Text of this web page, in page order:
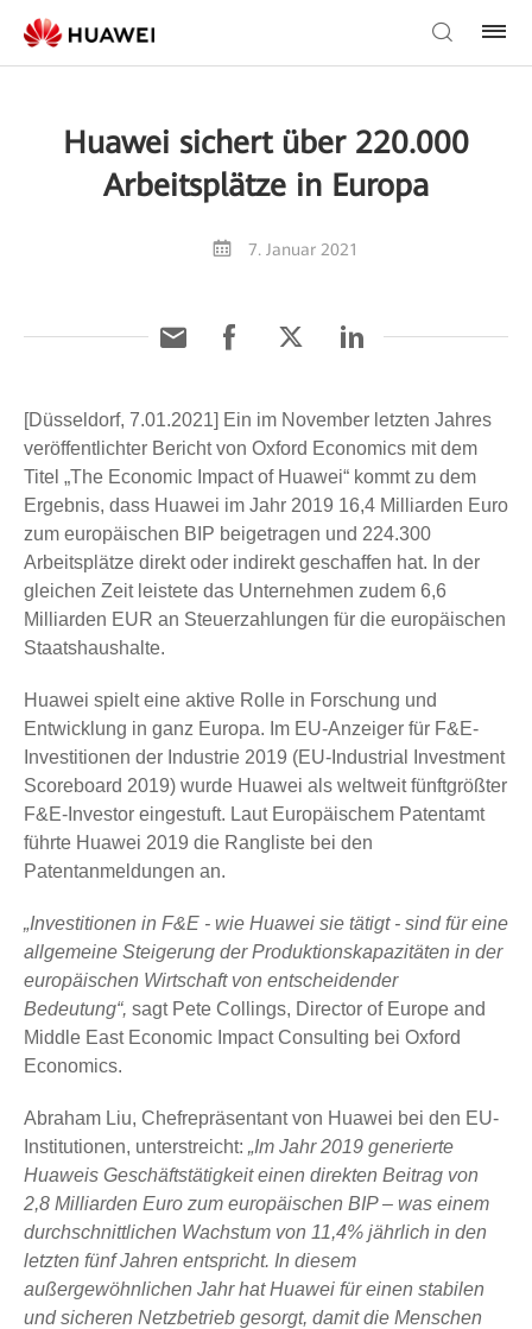
Huawei sichert über 220.000
Arbeitsplätze in Europa
7. Januar 2021
[Düsseldorf, 7.01.2021] Ein im November letzten Jahres
veröffentlichter Bericht von Oxford Economics mit dem
Titel „The Economic Impact of Huawei“ kommt zu dem
Ergebnis, dass Huawei im Jahr 2019 16,4 Milliarden Euro
zum europäischen BIP beigetragen und 224.300
Arbeitsplätze direkt oder indirekt geschaffen hat. In der
gleichen Zeit leistete das Unternehmen zudem 6,6
Milliarden EUR an Steuerzahlungen für die europäischen
Staatshaushalte.
Huawei spielt eine aktive Rolle in Forschung und
Entwicklung in ganz Europa. Im EU-Anzeiger für F&E-
Investitionen der Industrie 2019 (EU-Industrial Investment
Scoreboard 2019) wurde Huawei als weltweit fünftgrößter
F&E-Investor eingestuft. Laut Europäischem Patentamt
führte Huawei 2019 die Rangliste bei den
Patentanmeldungen an.
„Investitionen in F&E - wie Huawei sie tätigt - sind für eine
allgemeine Steigerung der Produktionskapazitäten in der
europäischen Wirtschaft von entscheidender
Bedeutung“, sagt Pete Collings, Director of Europe and
Middle East Economic Impact Consulting bei Oxford
Economics.
Abraham Liu, Chefrepräsentant von Huawei bei den EU-
Institutionen, unterstreicht: „Im Jahr 2019 generierte
Huaweis Geschäftstätigkeit einen direkten Beitrag von
2,8 Milliarden Euro zum europäischen BIP – was einem
durchschnittlichen Wachstum von 11,4% jährlich in den
letzten fünf Jahren entspricht. In diesem
außergewöhnlichen Jahr hat Huawei für einen stabilen
und sicheren Netzbetrieb gesorgt, damit die Menschen